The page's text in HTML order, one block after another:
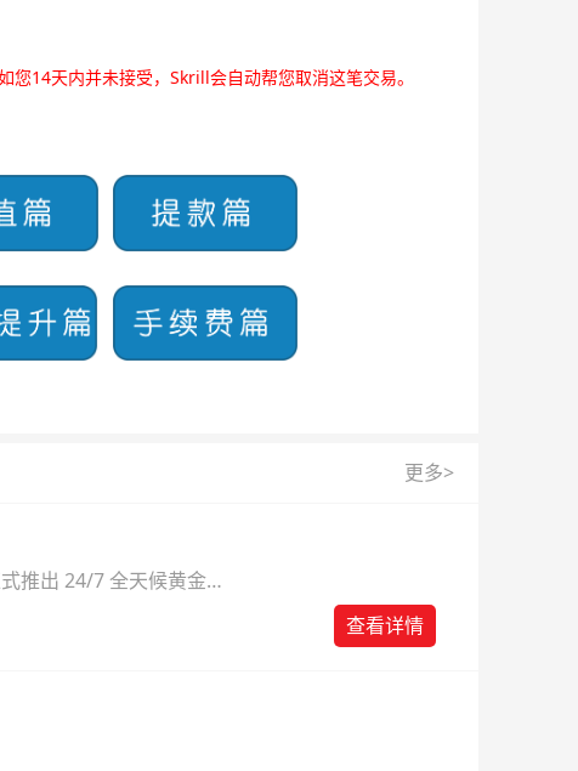
14天内并未接受，Skrill会自动帮您取消这笔交易。
更多>
推出 24/7 全天候黄金
则。
查看详情